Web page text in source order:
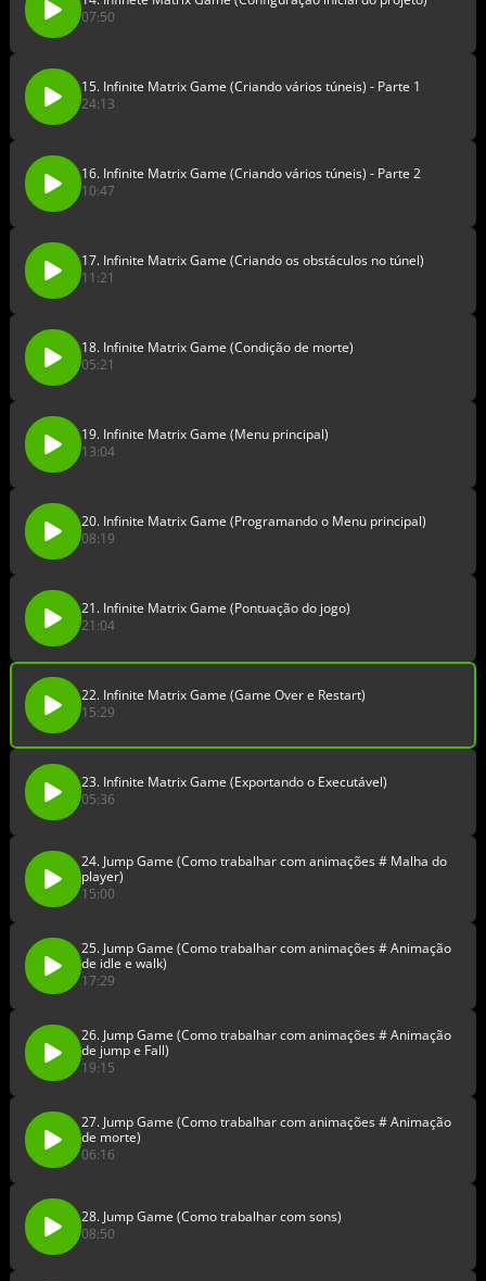
07:50
15. Infinite Matrix Game (Criando vários túneis) - Parte 1
24:13
16. Infinite Matrix Game (Criando vários túneis) - Parte 2
10:47
17. Infinite Matrix Game (Criando os obstáculos no túnel)
11:21
18. Infinite Matrix Game (Condição de morte)
05:21
19. Infinite Matrix Game (Menu principal)
13:04
20. Infinite Matrix Game (Programando o Menu principal)
08:19
21. Infinite Matrix Game (Pontuação do jogo)
21:04
22. Infinite Matrix Game (Game Over e Restart)
15:29
23. Infinite Matrix Game (Exportando o Executável)
05:36
24. Jump Game (Como trabalhar com animações # Malha do
player)
15:00
25. Jump Game (Como trabalhar com animações # Animação
de idle e walk)
17:29
26. Jump Game (Como trabalhar com animações # Animação
de jump e Fall)
19:15
27. Jump Game (Como trabalhar com animações # Animação
de morte)
06:16
28. Jump Game (Como trabalhar com sons)
08:50